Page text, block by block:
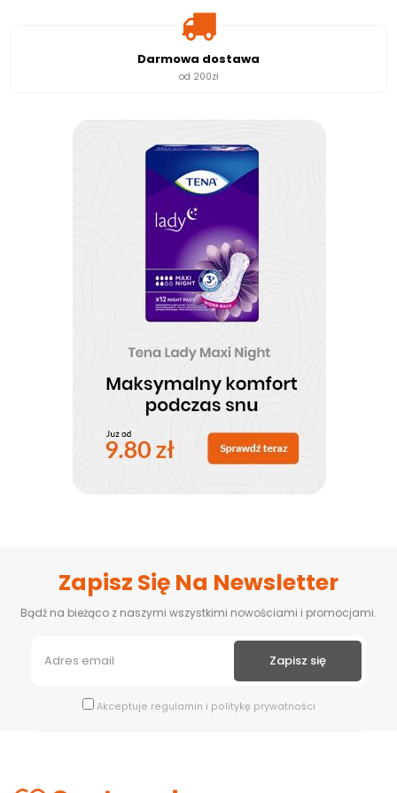
Darmowa dostawa
od 200zł
Zapisz Się Na Newsletter
Bądź na bieżąco z naszymi wszystkimi nowościami i promocjami.
Akceptuje regulamin i politykę prywatności